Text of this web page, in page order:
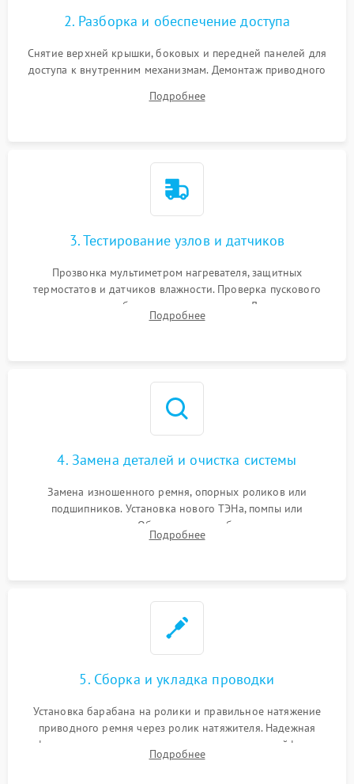
2. Разборка и обеспечение доступа
Снятие верхней крышки, боковых и передней панелей для
доступа к внутренним механизмам. Демонтаж приводного
Обеспечение свободного доступа к ТЭНу, компрессору,
Подробнее
3. Тестирование узлов и датчиков
Прозвонка мультиметром нагревателя, защитных
термостатов и датчиков влажности. Проверка пускового
конденсатора, обмоток мотора и помпы. Для машин с
тепловым насосом — диагностика работы компрессора и
Подробнее
4. Замена деталей и очистка системы
Замена изношенного ремня, опорных роликов или
подшипников. Установка нового ТЭНа, помпы или
термодатчиков. Обязательная глубокая очистка
конденсатора, крыльчатки вентилятора и воздуховодов от
Подробнее
5. Сборка и укладка проводки
Установка барабана на ролики и правильное натяжение
приводного ремня через ролик натяжителя. Надежная
фиксация всех узлов, подключение клемм и шлейфов к
модулю управления. Монтаж корпусных панелей, люка и
Подробнее